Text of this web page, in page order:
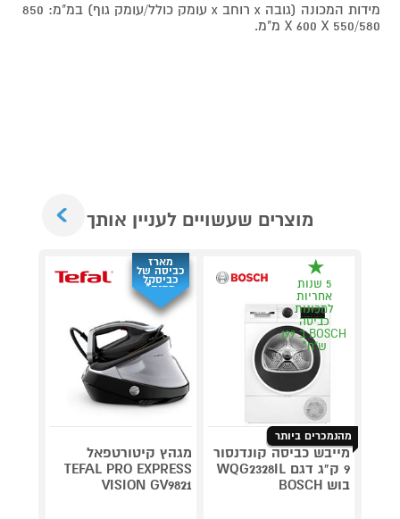
מידות המכונה (גובה x רוחב x עומק כולל/עומק גוף) במ"מ: 850
X 600 X 550/580 מ"מ.
מוצרים שעשויים לעניין אותך
5 שנות
אחריות
למכונות
כביסה
BOSCH ב 199
ש"ח*
מהנמכרים ביותר
מייבש כביסה קונדנסור
9 ק"ג דגם WQG2328IL
בוש BOSCH
מארז
כביסה של
כביסקל
מתנה*
מגהץ קיטורטפאל
TEFAL PRO EXPRESS
VISION GV9821